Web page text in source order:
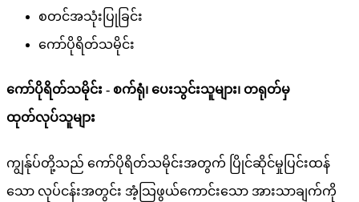
စတင်အသုံးပြုခြင်း
ကော်ပိုရိတ်သမိုင်း
ကော်ပိုရိတ်သမိုင်း - စက်ရုံ၊ ပေးသွင်းသူများ၊ တရုတ်မှ
ထုတ်လုပ်သူများ
ကျွန်ုပ်တို့သည် ကော်ပိုရိတ်သမိုင်းအတွက် ပြိုင်ဆိုင်မှုပြင်းထန်
သော လုပ်ငန်းအတွင်း အံ့သြဖွယ်ကောင်းသော အားသာချက်ကို